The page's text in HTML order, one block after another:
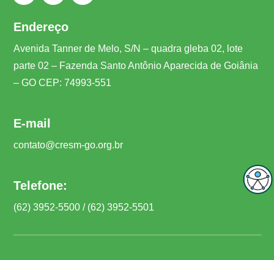
Endereço
Avenida Tanner de Melo, S/N – quadra gleba 02, lote
parte 02 – Fazenda Santo Antônio Aparecida de Goiânia
– GO CEP: 74993-551
E-mail
contato@cresm-go.org.br
Telefone:
(62) 3952-5500 / (62) 3952-5501